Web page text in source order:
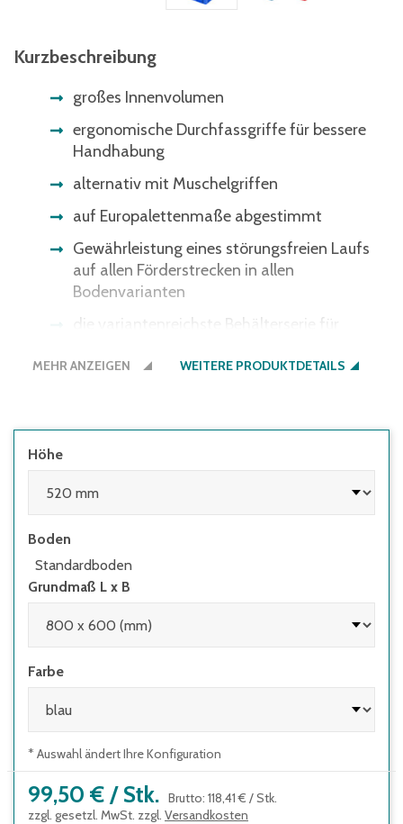
Kurzbeschreibung
großes Innenvolumen
ergonomische Durchfassgriffe für bessere
Handhabung
alternativ mit Muschelgriffen
auf Europalettenmaße abgestimmt
Gewährleistung eines störungsfreien Laufs
auf allen Förderstrecken in allen
Bodenvarianten
die variantenreichste Behälterserie für
Produktion und beim Transport
MEHR ANZEIGEN WEITERE PRODUKTDETAILS
Höhe
Boden
Standardboden
Grundmaß L x B
Farbe
* Auswahl ändert Ihre Konfiguration
99,50 € / Stk. Brutto: 118,41 € /Stk.
zzgl. gesetzl. MwSt. zzgl. Versandkosten